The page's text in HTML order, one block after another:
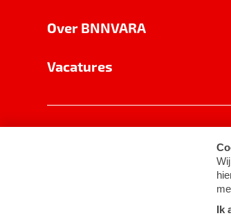
Over BNNVARA
Vacatures
Cookie-instellingen